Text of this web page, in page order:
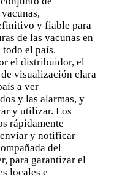
y fiable para
de las vacunas en
todo el país.
el distribuidor, el
visualización clara
a ver
y las alarmas, y
y utilizar. Los
rápidamente
y notificar
del
para garantizar el
locales e